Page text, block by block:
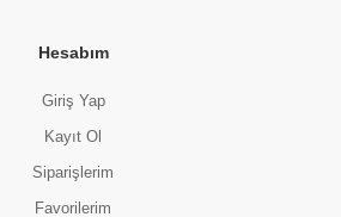
Hesabım
Giriş Yap
Kayıt Ol
Siparişlerim
Favorilerim